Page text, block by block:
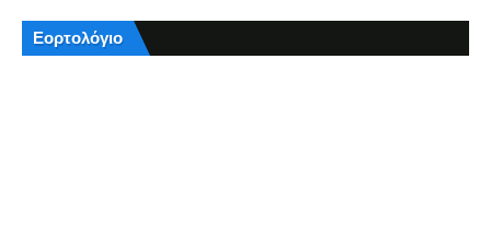
Εορτολόγιο